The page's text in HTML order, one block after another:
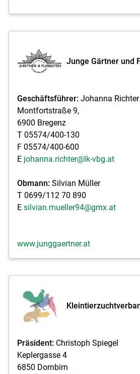
Junge Gärtner und
Geschäftsführer:Johanna Richter
Montfortstraße 9,
6900 Bregenz
T 05574/400-130
F 05574/400-600
E johanna.richter@lk-vbg.at
Obmann:Silvian Müller
T 0699/112 70 890
E silvian.mueller94@gmx.at
www.junggaertner.at
Präsident:Christoph Spiegel
Keplergasse 4
6850 Dornbirn